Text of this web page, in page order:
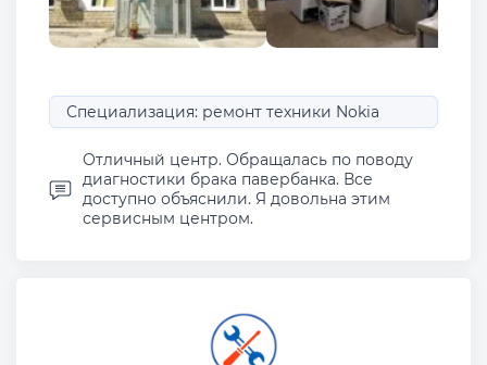
Специализация: ремонт техники Nokia
Отличный центр. Обращалась по поводу
диагностики брака павербанка. Все
доступно объяснили. Я довольна этим
сервисным центром.